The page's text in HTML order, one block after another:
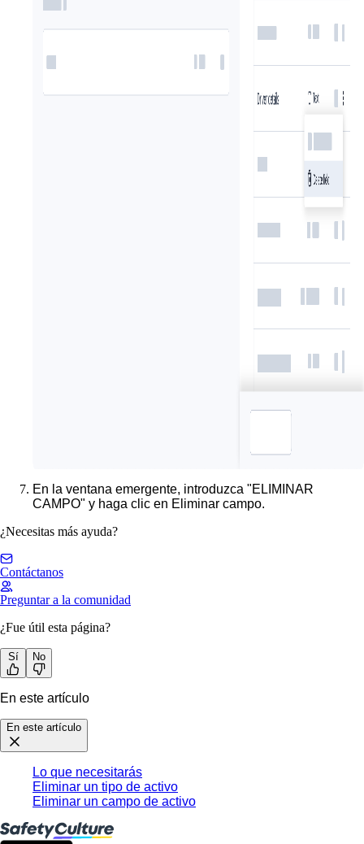
En la ventana emergente, introduzca "ELIMINAR
CAMPO" y haga clic en Eliminar campo.
¿Necesitas más ayuda?
Contáctanos
Preguntar a la comunidad
¿Fue útil esta página?
Sí No
En este artículo
En este artículo
Lo que necesitarás
Eliminar un tipo de activo
Eliminar un campo de activo